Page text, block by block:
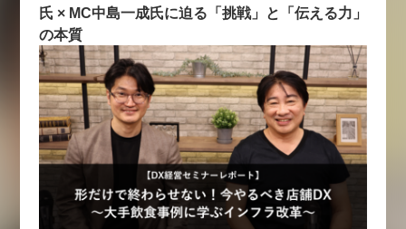
氏 × MC中島一成氏に迫る「挑戦」と「伝える力」
の本質